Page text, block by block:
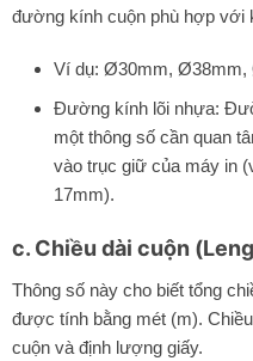
đường kính cuộn phù hợp với
Ví dụ: Ø30mm,
Đường kính lõi nhựa:
một thông số cần quan
vào trục giữ của máy in
17mm).
c. Chiều dài cuộn
Thông số này cho biết tổng
được tính bằng mét (m).
cuộn và định lượng giấy.